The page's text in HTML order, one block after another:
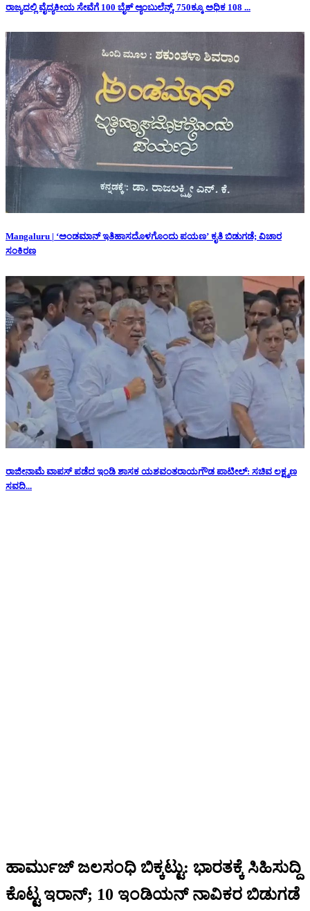
ರಾಜ್ಯದಲ್ಲಿ ವೈದ್ಯಕೀಯ ಸೇವೆಗೆ 100 ಬೈಕ್ ಆ್ಯಂಬುಲೆನ್ಸ್, 750ಕ್ಕೂ ಅಧಿಕ 108 ...
Mangaluru | ‘ಅಂಡಮಾನ್ ಇತಿಹಾಸದೊಳಗೊಂದು ಪಯಣ’ ಕೃತಿ ಬಿಡುಗಡೆ; ವಿಚಾರ
ಸಂಕಿರಣ
ರಾಜೀನಾಮೆ ವಾಪಸ್ ಪಡೆದ ಇಂಡಿ ಶಾಸಕ ಯಶವಂತರಾಯಗೌಡ ಪಾಟೀಲ್: ಸಚಿವ ಲಕ್ಷ್ಮಣ
ಸವದಿ...
ಹಾರ್ಮುಜ್ ಜಲಸಂಧಿ ಬಿಕ್ಕಟ್ಟು: ಭಾರತಕ್ಕೆ ಸಿಹಿಸುದ್ದಿ
ಕೊಟ್ಟ ಇರಾನ್; 10 ಇಂಡಿಯನ್ ನಾವಿಕರ ಬಿಡುಗಡೆ